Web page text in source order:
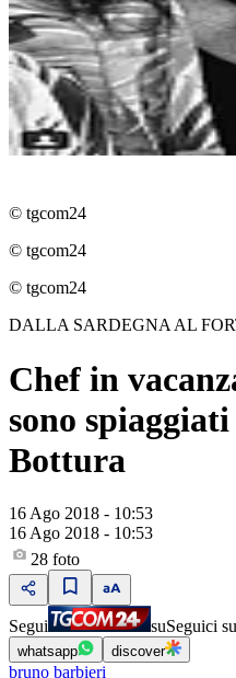
© tgcom24
© tgcom24
© tgcom24
DALLA SARDEGNA AL
Chef in
sono
Bottura
16 Ago 2018 - 10:53
16 Ago 2018 - 10:53
28 foto
Segui suSeguici su
whatsapp discover
bruno barbieri